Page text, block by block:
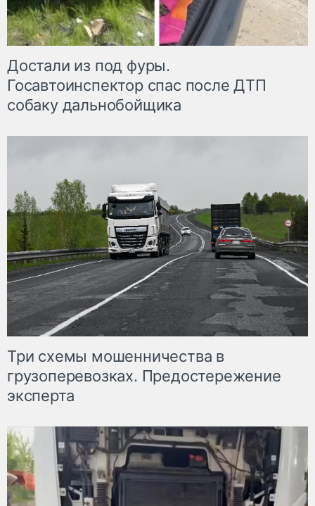
Достали из под фуры.
Госавтоинспектор спас после ДТП
собаку дальнобойщика
Три схемы мошенничества в
грузоперевозках. Предостережение
эксперта